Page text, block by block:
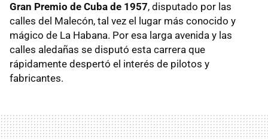
Gran Premio de Cuba de 1957, disputado por las
calles del Malecón, tal vez el lugar más conocido y
mágico de La Habana. Por esa larga avenida y las
calles aledañas se disputó esta carrera que
rápidamente despertó el interés de pilotos y
fabricantes.